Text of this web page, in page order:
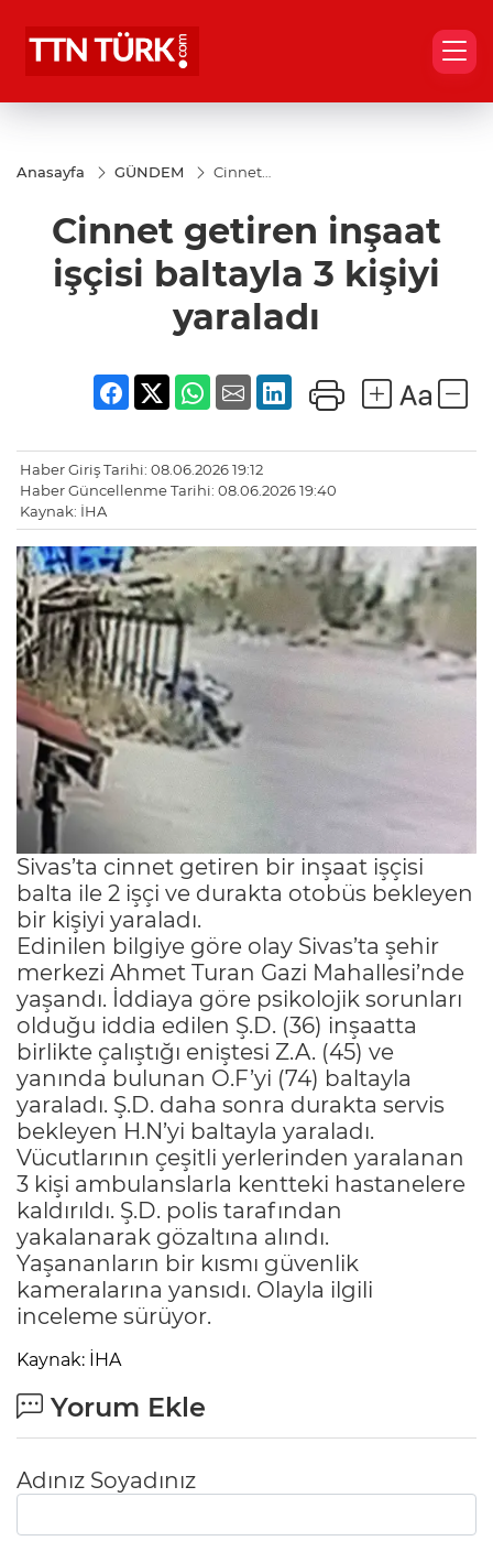
Anasayfa GÜNDEM
Cinnet
işçisi
baltayla
3 kişiyi
yaraladı
Cinnet getiren inşaat
işçisi baltayla 3 kişiyi
yaraladı
Haber Giriş Tarihi: 08.06.2026 19:12
Haber Güncellenme Tarihi: 08.06.2026 19:40
Kaynak: İHA
Sivas’ta cinnet getiren bir inşaat işçisi
balta ile 2 işçi ve durakta otobüs bekleyen
bir kişiyi yaraladı.
Edinilen bilgiye göre olay Sivas’ta şehir
merkezi Ahmet Turan Gazi Mahallesi’nde
yaşandı. İddiaya göre psikolojik sorunları
olduğu iddia edilen Ş.D. (36) inşaatta
birlikte çalıştığı eniştesi Z.A. (45) ve
yanında bulunan O.F’yi (74) baltayla
yaraladı. Ş.D. daha sonra durakta servis
bekleyen H.N’yi baltayla yaraladı.
Vücutlarının çeşitli yerlerinden yaralanan
3 kişi ambulanslarla kentteki hastanelere
kaldırıldı. Ş.D. polis tarafından
yakalanarak gözaltına alındı.
Yaşananların bir kısmı güvenlik
kameralarına yansıdı. Olayla ilgili
inceleme sürüyor.
Kaynak: İHA
Yorum Ekle
Adınız Soyadınız